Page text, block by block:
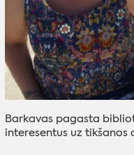
Barkavas pagasta
interesentus uz tikšanos